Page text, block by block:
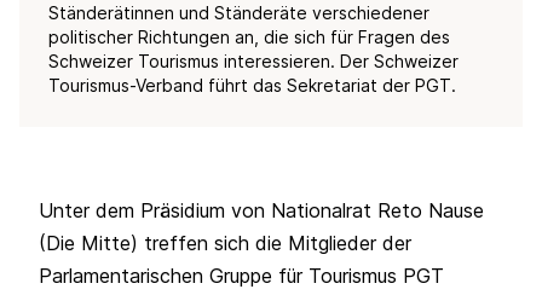
Ständerätinnen und Ständeräte verschiedener
politischer Richtungen an, die sich für Fragen des
Schweizer Tourismus interessieren. Der Schweizer
Tourismus-Verband führt das Sekretariat der PGT.
Unter dem Präsidium von Nationalrat Reto Nause
(Die Mitte) treffen sich die Mitglieder der
Parlamentarischen Gruppe für Tourismus PGT